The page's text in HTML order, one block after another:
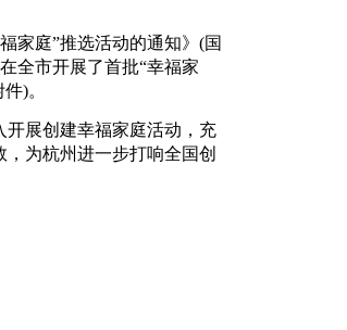
家庭”推选活动的通知》(国
全市开展了首批“幸福家
)。
展创建幸福家庭活动，充
为杭州进一步打响全国创